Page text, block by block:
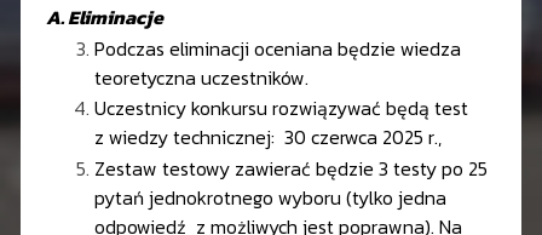
A. Eliminacje
Podczas eliminacji oceniana będzie wiedza
teoretyczna uczestników.
Uczestnicy konkursu rozwiązywać będą test
z wiedzy technicznej: 30 czerwca 2025 r.,
Zestaw testowy zawierać będzie 3 testy po 25
pytań jednokrotnego wyboru (tylko jedna
odpowiedź z możliwych jest poprawna). Na